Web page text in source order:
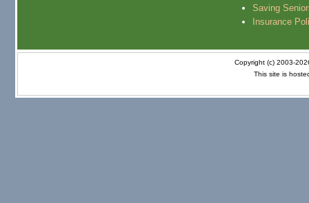
Saving
Insurance
Copyright (c) 2003-
This site is